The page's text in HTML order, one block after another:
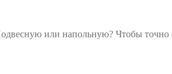
или напольную? Чтобы точно